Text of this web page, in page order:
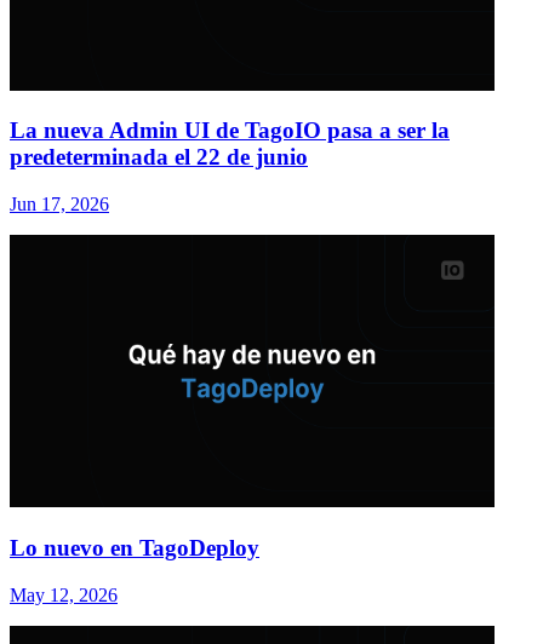
La nueva Admin UI de TagoIO pasa a ser la
predeterminada el 22 de junio
Jun 17, 2026
Lo nuevo en TagoDeploy
May 12, 2026